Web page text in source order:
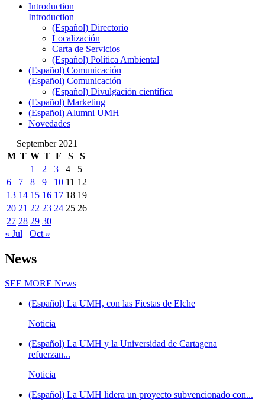
Introduction
Introduction
(Español) Directorio
Localización
Carta de Servicios
(Español) Política Ambiental
(Español) Comunicación
(Español) Comunicación
(Español) Divulgación científica
(Español) Marketing
(Español) Alumni UMH
Novedades
September 2021
M T W T F S
S
1
2 3 4
5
6
7 8 9 10 11 12
13 14 15 16 17 18 19
20 21 22 23 24 25 26
27 28 29 30
« Jul
Oct »
News
SEE MORE News
(Español) La UMH, con las Fiestas de Elche
Noticia
(Español) La UMH y la Universidad de Cartagena
refuerzan...
Noticia
(Español) La UMH lidera un proyecto subvencionado con...